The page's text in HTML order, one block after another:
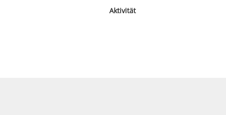
Aktivität